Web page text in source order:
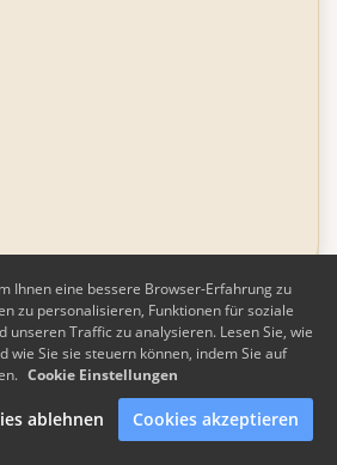
Ihnen eine bessere Browser-Erfahrung zu
zu personalisieren, Funktionen für soziale
unseren Traffic zu analysieren. Lesen Sie, wie
wie Sie sie steuern können, indem Sie auf
Cookie Einstellungen
ablehnen Cookies akzeptieren